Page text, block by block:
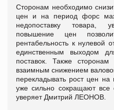
Сторонам необходимо
цен и на период форс
недопоставку товара,
повышение цен
рентабельность к нулевой
единственным выходом
поставок. Также
взаимным снижением
перекладывать рост цен на
уже сильно сокращают
уверяет Дмитрий ЛЕОНОВ.